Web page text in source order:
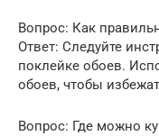
Вопрос: Как
Ответ: Следуйте
поклейке обоев.
обоев, чтобы
Вопрос: Где можно